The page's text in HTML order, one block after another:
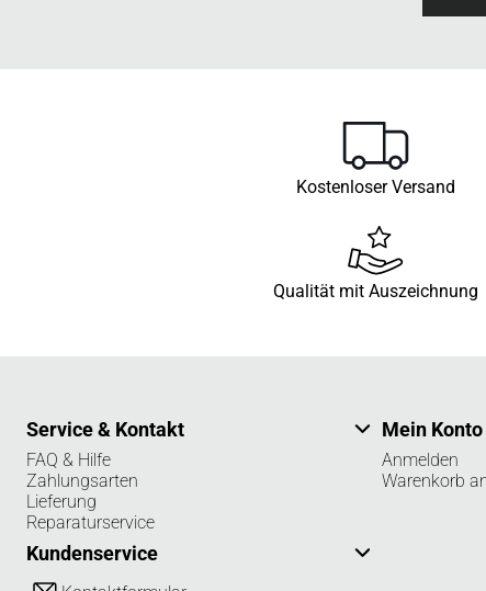
Kostenloser Versand
Qualität mit Auszeichnung
Service & Kontakt
FAQ & Hilfe
Zahlungsarten
Lieferung
Reparaturservice
Kundenservice
Mein Konto
Anmelden
Warenkorb